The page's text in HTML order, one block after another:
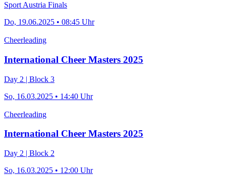
Sport Austria Finals
Do, 19.06.2025 • 08:45 Uhr
Cheerleading
International Cheer Masters 2025
Day 2 | Block 3
So, 16.03.2025 • 14:40 Uhr
Cheerleading
International Cheer Masters 2025
Day 2 | Block 2
So, 16.03.2025 • 12:00 Uhr